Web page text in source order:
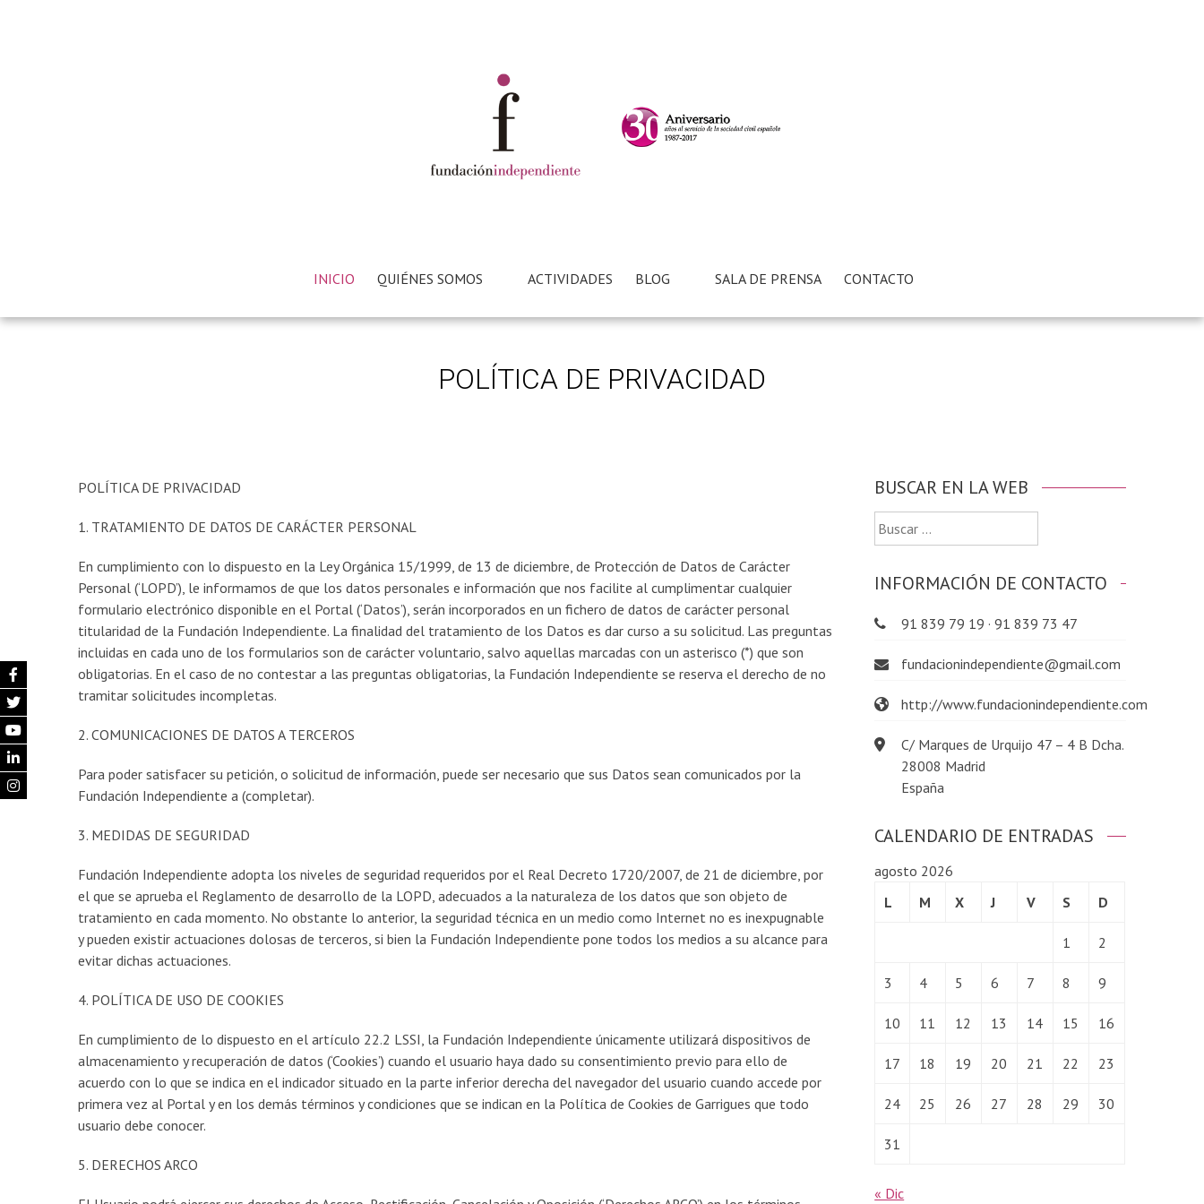
INICIO QUIÉNES SOMOS ACTIVIDADES BLOG SALA DE PRENSA CONTACTO
POLÍTICA DE PRIVACIDAD
POLÍTICA DE PRIVACIDAD
1. TRATAMIENTO DE DATOS DE CARÁCTER PERSONAL
En cumplimiento con lo dispuesto en la Ley Orgánica 15/1999, de 13 de diciembre, de Protección de Datos de Carácter
Personal (‘LOPD’), le informamos de que los datos personales e información que nos facilite al cumplimentar cualquier
formulario electrónico disponible en el Portal (‘Datos’), serán incorporados en un fichero de datos de carácter personal
titularidad de la Fundación Independiente. La finalidad del tratamiento de los Datos es dar curso a su solicitud. Las preguntas
incluidas en cada uno de los formularios son de carácter voluntario, salvo aquellas marcadas con un asterisco (*) que son
obligatorias. En el caso de no contestar a las preguntas obligatorias, la Fundación Independiente se reserva el derecho de no
tramitar solicitudes incompletas.
2. COMUNICACIONES DE DATOS A TERCEROS
Para poder satisfacer su petición, o solicitud de información, puede ser necesario que sus Datos sean comunicados por la
Fundación Independiente a (completar).
3. MEDIDAS DE SEGURIDAD
Fundación Independiente adopta los niveles de seguridad requeridos por el Real Decreto 1720/2007, de 21 de diciembre, por
el que se aprueba el Reglamento de desarrollo de la LOPD, adecuados a la naturaleza de los datos que son objeto de
tratamiento en cada momento. No obstante lo anterior, la seguridad técnica en un medio como Internet no es inexpugnable
y pueden existir actuaciones dolosas de terceros, si bien la Fundación Independiente pone todos los medios a su alcance para
evitar dichas actuaciones.
4. POLÍTICA DE USO DE COOKIES
En cumplimiento de lo dispuesto en el artículo 22.2 LSSI, la Fundación Independiente únicamente utilizará dispositivos de
almacenamiento y recuperación de datos (‘Cookies’) cuando el usuario haya dado su consentimiento previo para ello de
acuerdo con lo que se indica en el indicador situado en la parte inferior derecha del navegador del usuario cuando accede por
primera vez al Portal y en los demás términos y condiciones que se indican en la Política de Cookies de Garrigues que todo
usuario debe conocer.
5. DERECHOS ARCO
BUSCAR EN LA WEB
Buscar:
INFORMACIÓN DE CONTACTO
91 839 79 19 · 91 839 73 47
fundacionindependiente@gmail.com
http://www.fundacionindependiente.com
C/ Marques de Urquijo 47 – 4 B Dcha.
28008 Madrid
España
CALENDARIO DE ENTRADAS
agosto 2026
L
M X J V S D
1 2
3 4 5 6 7 8 9
10 11 12 13 14 15 16
17 18 19 20 21 22 23
24 25 26 27 28 29 30
31
« Dic